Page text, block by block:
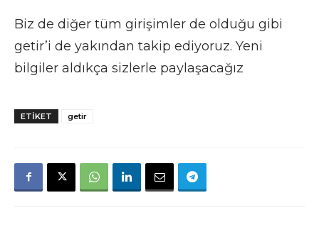
Biz de diğer tüm girişimler de olduğu gibi
getir’i de yakından takip ediyoruz. Yeni
bilgiler aldıkça sizlerle paylaşacağız
ETIKET getir